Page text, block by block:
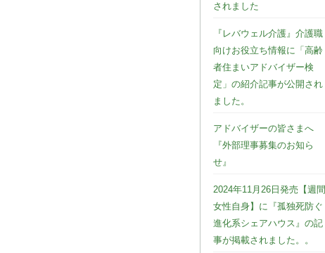
されました
『レバウェル介護』介護職
向けお役立ち情報に「高齢
者住まいアドバイザー検
定」の紹介記事が公開され
ました。
アドバイザーの皆さまへ
『外部理事募集のお知ら
せ』
2024年11月26日発売【週間
女性自身】に『孤独死防ぐ
進化系シェアハウス』の記
事が掲載されました。。